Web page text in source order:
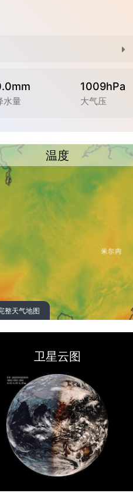
水量
1009hPa
大气压
温度
整天气地图
卫星云图